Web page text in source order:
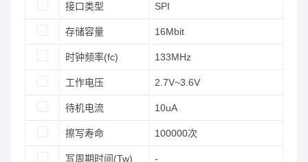
接口类型 SPI
存储容量 16Mbit
时钟频率(fc) 133MHz
工作电压 2.7V~3.6V
待机电流 10uA
擦写寿命 100000次
写周期时间(Tw) -